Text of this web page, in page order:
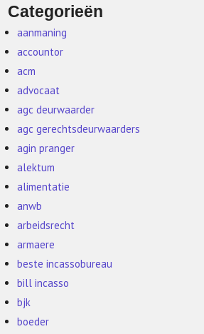
Categorieën
aanmaning
accountor
acm
advocaat
agc deurwaarder
agc gerechtsdeurwaarders
agin pranger
alektum
alimentatie
anwb
arbeidsrecht
armaere
beste incassobureau
bill incasso
bjk
boeder